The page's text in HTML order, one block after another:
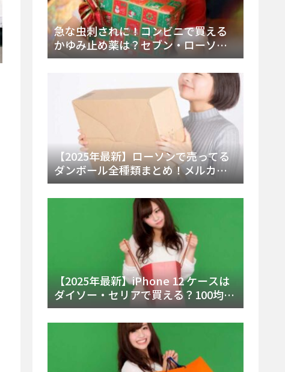
急な虫刺されに！コンビニで買える
かゆみ止め薬は？セブン・ローソ
ン・ファミマの販売状況と定番商品
【2025年最新】ローソンで売ってる
ダンボール全種類まとめ！メルカリ
便・ゆうパック対応サイズと価格を
徹底解説
【2025年最新】iPhone 12 ケースは
ダイソー・セリアで買える？100均の
在庫状況と失敗しない選び方を徹底
解説！